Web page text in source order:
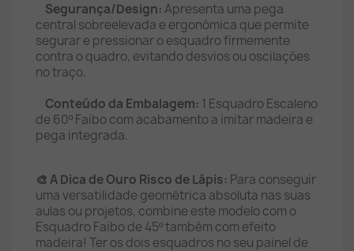
Segurança/Design:Apresenta uma pega
central sobreelevada e ergonómica que permite
segurar e pressionar o esquadro firmemente
contra o quadro, evitando desvios ou oscilações
no traço.
Conteúdo da Embalagem: 1 Esquadro Escaleno
de 60º Faibo com acabamento a imitar madeira e
pega integrada.
🎨 A Dica de Ouro Risco de Lápis: Para conseguir
uma versatilidade geométrica absoluta nas suas
aulas ou projetos, combine este modelo com o
Esquadro Faibo de 45º também com efeito
madeira! Ter os dois esquadros no seu painel de